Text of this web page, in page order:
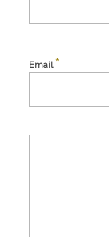
Email*